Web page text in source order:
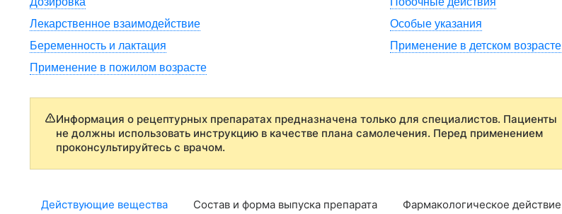
Лекарственное взаимодействие
Особые указания
Беременность и лактация
Применение в детском возрасте
Применение в пожилом возрасте
Информация о рецептурных препаратах предназначена только для специалистов. Пациенты
не должны использовать инструкцию в качестве плана самолечения. Перед применением
проконсультируйтесь с врачом.
Действующие вещества Состав и форма выпуска препарата Фармакологическое действие